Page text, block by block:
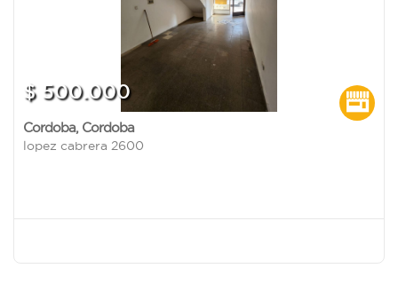
$ 500.000
Cordoba, Cordoba
lopez cabrera 2600